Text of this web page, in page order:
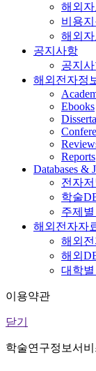
해외
비용
해외
공지사항
공지
해외전자정
Ebooks
Reports
Databases &
전자
학술
주제
해외전자자
해외
해외
대학
이용약관
닫기
학술연구정보서